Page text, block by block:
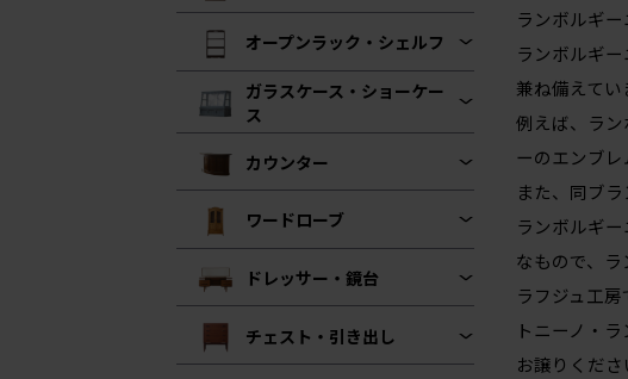
オープンラック・シェルフ
ガラスケース・ショーケー
ス
カウンター
ワードローブ
ドレッサー・鏡台
チェスト・引き出し
ランボルギ
ランボルギ
兼ね備えてい
例えば、ラン
ーのエンブ
また、同ブ
ランボルギ
なもので、ラ
ラフジュ工
トニーノ・
お譲りくださ